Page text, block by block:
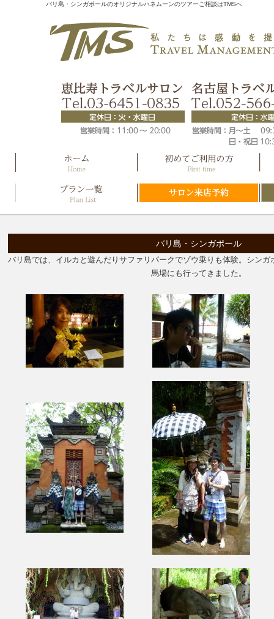
バリ島・シンガポールのオリジナルハネムーンのツアーご相談はTMSへ
バリ島・シンガポール
バリ島では、イルカと遊んだりサファリパークでゾウ乗りも体験。シン
馬場にも行ってきました。